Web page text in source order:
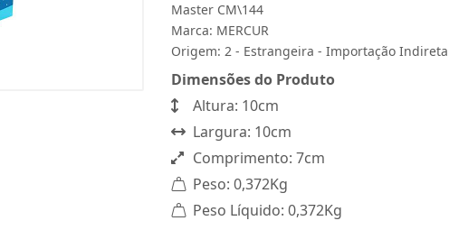
Master CM\144
Marca: MERCUR
Origem: 2 - Estrangeira - Importação Indireta
Dimensões do Produto
Altura: 10cm
Largura: 10cm
Comprimento: 7cm
Peso: 0,372Kg
Peso Líquido: 0,372Kg